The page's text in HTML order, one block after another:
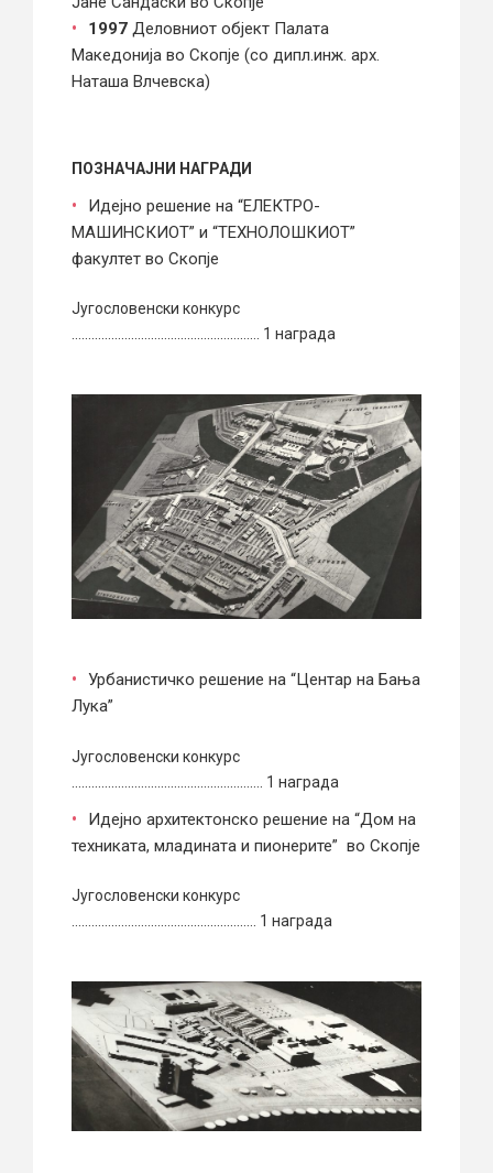
1997 Деловниот објект Палата
Македонија во Скопје (со дипл.инж. арх.
Наташа Влчевска)
ПОЗНАЧАЈНИ НАГРАДИ
Идејно решение на “ЕЛЕКТРО-
МАШИНСКИОТ” и “ТЕХНОЛОШКИОТ”
факултет во Скопје
Југословенски конкурс
………………………………………………… 1 награда
Урбанистичко решение на “Центар на Бања
Лука”
Југословенски конкурс
…………………………………………………. 1 награда
Идејно архитектонско решение на “Дом на
техниката, младината и пионерите” во Скопје
Југословенски конкурс
……………………………………………….. 1 награда